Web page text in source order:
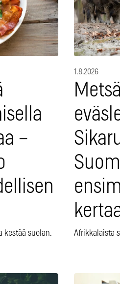
–
kestää suolan.
1.8.2026
Afrikkalaista